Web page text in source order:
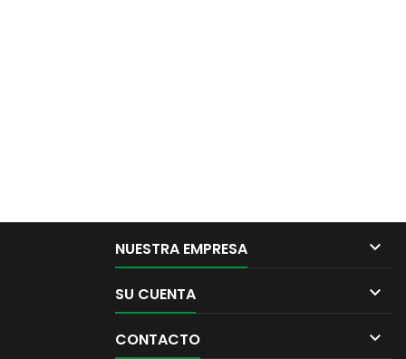
NUESTRA EMPRESA 
SU CUENTA 
CONTACTO 